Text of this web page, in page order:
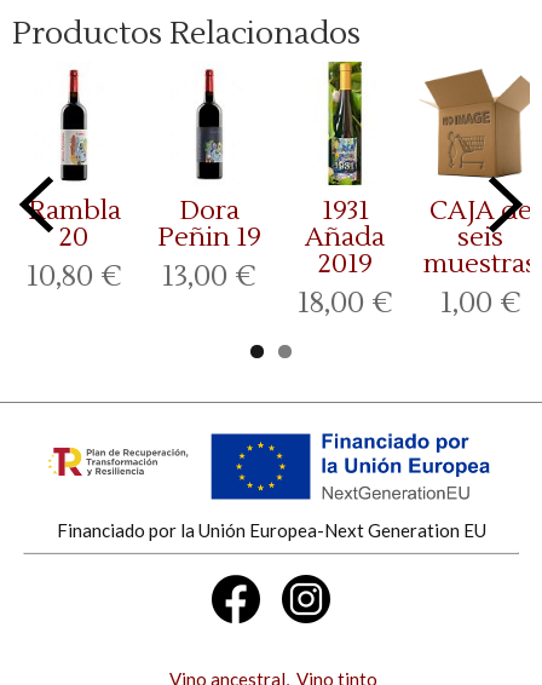
Productos Relacionados
Rambla
20
10,80 €
Dora
Peñin 19
13,00 €
1931
Añada
2019
18,00 €
CAJA de
seis
muestras
1,00 €
Financiado por la Unión Europea-Next Generation EU
Vino ancestral Vino tinto